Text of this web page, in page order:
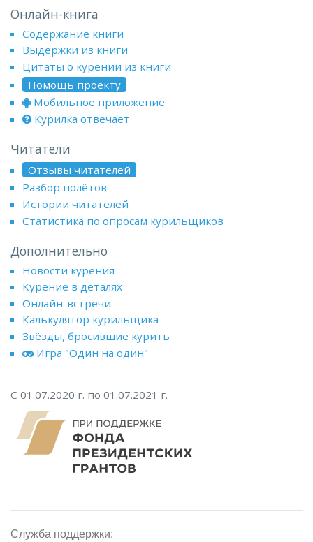
Онлайн-книга
Содержание книги
Выдержки из книги
Цитаты о курении из книги
Помощь проекту
Мобильное приложение
Курилка отвечает
Читатели
Отзывы читателей
Разбор полётов
Истории читателей
Статистика по опросам курильщиков
Дополнительно
Новости курения
Курение в деталях
Онлайн-встречи
Калькулятор курильщика
Звёзды, бросившие курить
Игра "Один на один"
С 01.07.2020 г. по 01.07.2021 г.
Служба поддержки: